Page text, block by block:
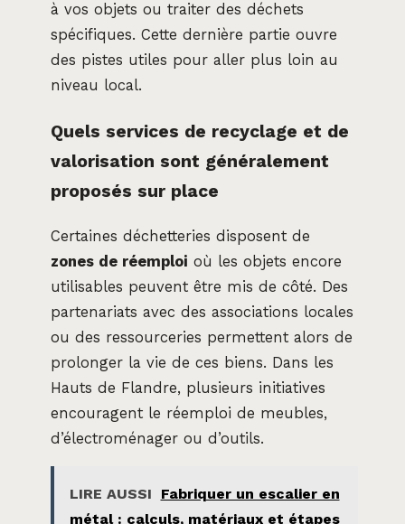
à vos objets ou traiter des déchets
spécifiques. Cette dernière partie ouvre
des pistes utiles pour aller plus loin au
niveau local.
Quels services de recyclage et de
valorisation sont généralement
proposés sur place
Certaines déchetteries disposent de
zones de réemploi où les objets encore
utilisables peuvent être mis de côté. Des
partenariats avec des associations locales
ou des ressourceries permettent alors de
prolonger la vie de ces biens. Dans les
Hauts de Flandre, plusieurs initiatives
encouragent le réemploi de meubles,
d’électroménager ou d’outils.
LIRE AUSSI
Fabriquer un escalier en
métal : calculs, matériaux et étapes